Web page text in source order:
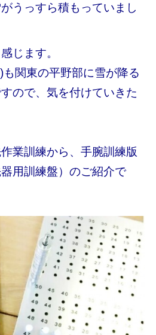
うっすら積もっていまし
じます。
も関東の平野部に雪が降る
ので、気を付けていきた
業訓練から、手腕訓練版
器用訓練盤）のご紹介で